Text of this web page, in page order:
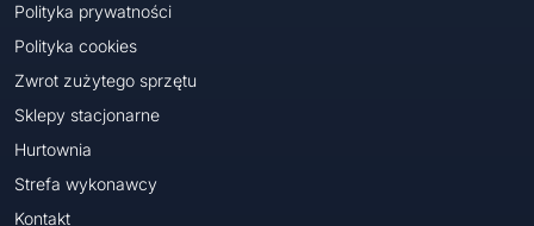
Polityka prywatności
Polityka cookies
Zwrot zużytego sprzętu
Sklepy stacjonarne
Hurtownia
Strefa wykonawcy
Kontakt